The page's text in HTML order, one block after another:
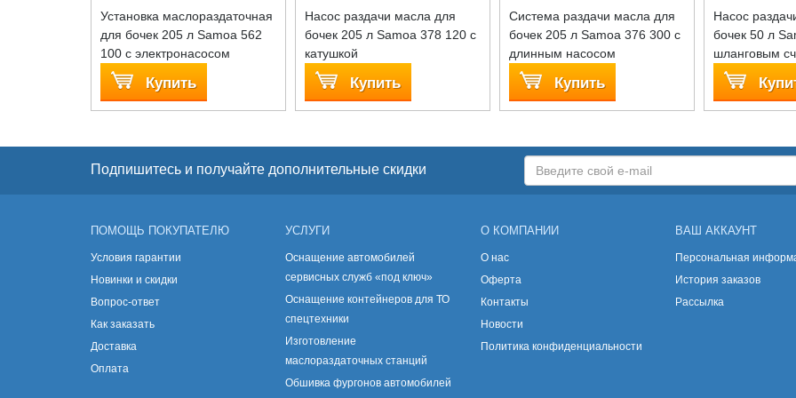
Установка маслораздаточная
для бочек 205 л Samoa 562
100 с электронасосом
Купить
Насос раздачи масла для
бочек 205 л Samoa 378 120 с
катушкой
Купить
Система раздачи масла для
бочек 205 л Samoa 376 300 с
длинным насосом
Купить
Насос
бочек 50 л
шланговым
Подпишитесь и получайте дополнительные скидки
ПОМОЩЬ ПОКУПАТЕЛЮ
Условия гарантии
Новинки и скидки
Вопрос-ответ
Как заказать
Доставка
Оплата
УСЛУГИ
Оснащение автомобилей
сервисных служб «под ключ»
Оснащение контейнеров для ТО
спецтехники
Изготовление
маслораздаточных станций
Обшивка фургонов автомобилей
О КОМПАНИИ
О нас
Оферта
Контакты
Новости
Политика конфиденциальности
ВАШ АККАУНТ
Персональная
История заказов
Рассылка